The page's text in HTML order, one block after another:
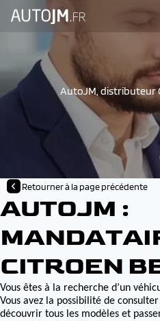
AutoJM, distributeur
Retourner à la page précédente
AUTOJM :
CITROEN
Vous êtes à la recherche d’un
Vous avez la possibilité de
découvrir tous les modèles et